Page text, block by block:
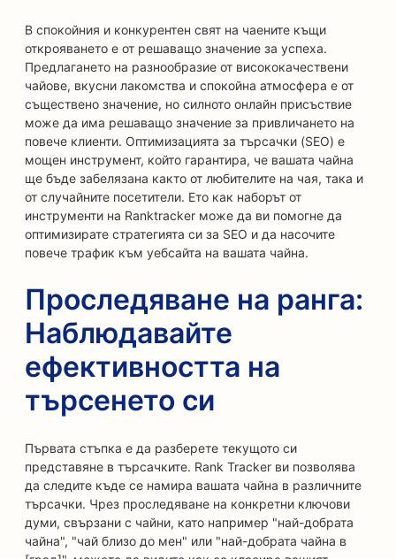
В спокойния и конкурентен свят на чаените къщи
открояването е от решаващо значение за успеха.
Предлагането на разнообразие от висококачествени
чайове, вкусни лакомства и спокойна атмосфера е от
съществено значение, но силното онлайн присъствие
може да има решаващо значение за привличането на
повече клиенти. Оптимизацията за търсачки (SEO) е
мощен инструмент, който гарантира, че вашата чайна
ще бъде забелязана както от любителите на чая, така и
от случайните посетители. Ето как наборът от
инструменти на Ranktracker може да ви помогне да
оптимизирате стратегията си за SEO и да насочите
повече трафик към уебсайта на вашата чайна.
Проследяване на ранга:
Наблюдавайте
ефективността на
търсенето си
Първата стъпка е да разберете текущото си
представяне в търсачките. Rank Tracker ви позволява
да следите къде се намира вашата чайна в различните
търсачки. Чрез проследяване на конкретни ключови
думи, свързани с чайни, като например "най-добрата
чайна", "чай близо до мен" или "най-добрата чайна в